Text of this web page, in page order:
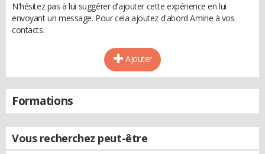
N'hésitez pas à lui suggérer d'ajouter cette expérience en lui
envoyant un message. Pour cela ajoutez d'abord Amine à vos
contacts.
Ajouter
Formations
Vous recherchez peut-être